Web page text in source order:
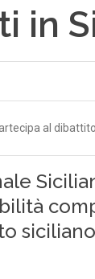
in
al dibattito